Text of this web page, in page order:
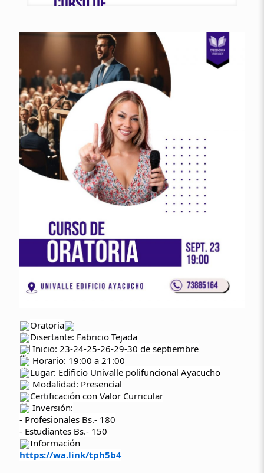
Oratoria
Disertante: Fabricio Tejada
Inicio: 23-24-25-26-29-30 de septiembre
Horario: 19:00 a 21:00
Lugar: Edificio Univalle polifuncional Ayacucho
Modalidad: Presencial
Certificación con Valor Curricular
Inversión:
- Profesionales Bs.- 180
- Estudiantes Bs.- 150
Información
https://wa.link/tph5b4